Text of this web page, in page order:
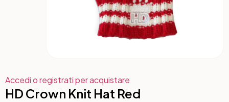
Accedi o registrati per acquistare
HD Crown Knit Hat Red